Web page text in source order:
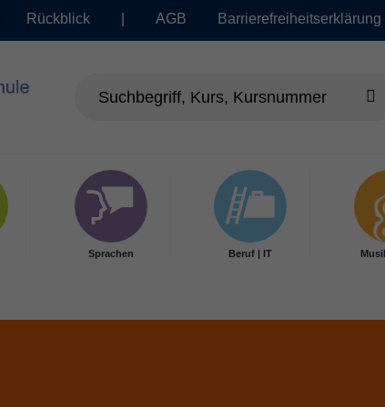
Rückblick AGB Barrierefreiheitserklärung
Sprachen Beruf | IT